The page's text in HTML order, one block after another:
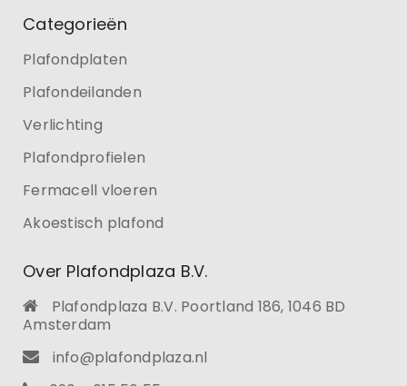
Categorieën
Plafondplaten
Plafondeilanden
Verlichting
Plafondprofielen
Fermacell vloeren
Akoestisch plafond
Over Plafondplaza B.V.
Plafondplaza B.V. Poortland 186, 1046 BD
Amsterdam
info@plafondplaza.nl